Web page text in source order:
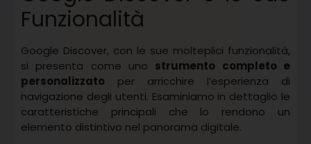
Funzionalità
Google Discover, con le sue molteplici funzionalità,
si presenta come uno strumento completo e
personalizzato per arricchire l’esperienza di
navigazione degli utenti. Esaminiamo in dettaglio le
caratteristiche principali che lo rendono un
elemento distintivo nel panorama digitale.